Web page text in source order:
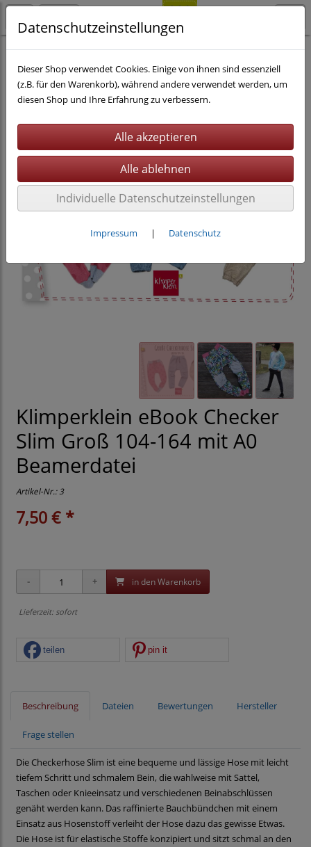
Nähen eBooks Kinderkleidung
Klimperklein eBook Checker
Slim Groß 104-164 mit A0
Beamerdatei
Artikel-Nr.:3
7,50 € *
in den Warenkorb
Lieferzeit: sofort
teilen pin it
Beschreibung Dateien Bewertungen Hersteller
Frage stellen
Die Checkerhose Slim ist eine bequeme und lässige Hose mit leicht
tiefem Schritt und schmalem Bein, die wahlweise mit Sattel,
Taschen oder Knieeinsatz und verschiedenen Beinabschlüssen
genäht werden kann. Das raffinierte Bauchbündchen mit einem
Einsatz aus Hosenstoff verleiht der Hose dazu das gewisse Etwas.
Die Hose ist für elastische Stoffe konzipiert und sitzt schmal an den
Datenschutzeinstellungen
Dieser Shop verwendet Cookies. Einige von ihnen sind essenziell
(z.B. für den Warenkorb), während andere verwendet werden, um
diesen Shop und Ihre Erfahrung zu verbessern.
Individuelle Datenschutzeinstellungen
Impressum | Datenschutz